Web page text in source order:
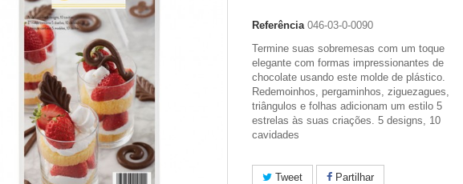
Referência 046-03-0-0090
Termine suas sobremesas com um toque
elegante com formas impressionantes de
chocolate usando este molde de plástico.
Redemoinhos, pergaminhos, ziguezagues,
triângulos e folhas adicionam um estilo 5
estrelas às suas criações. 5 designs, 10
cavidades
Tweet Partilhar